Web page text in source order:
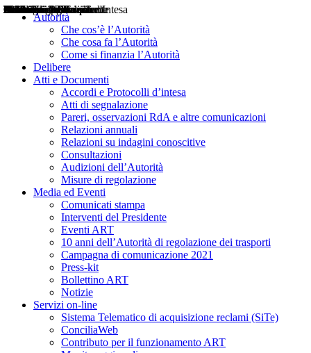
Autorità
Che cos’è l’Autorità
Che cosa fa l’Autorità
Come si finanzia l’Autorità
Delibere
Atti e Documenti
Accordi e Protocolli d’intesa
Atti di segnalazione
Pareri, osservazioni RdA e altre comunicazioni
Relazioni annuali
Relazioni su indagini conoscitive
Consultazioni
Audizioni dell’Autorità
Misure di regolazione
Media ed Eventi
Comunicati stampa
Interventi del Presidente
Eventi ART
10 anni dell’Autorità di regolazione dei trasporti
Campagna di comunicazione 2021
Press-kit
Bollettino ART
Notizie
Servizi on-line
Sistema Telematico di acquisizione reclami (SiTe)
ConciliaWeb
Contributo per il funzionamento ART
Delibere
Pareri
Consultazioni
Audizioni
Atti di Segnalazione
Accordi e Protocolli d'Intesa
Relazioni annuali
Misure di regolazione
Notizie
Comunicati Stampa
Bollettini ART
Convegni ART
Interviste del Presidente
Articoli in primo piano
Interventi del Presidente
2004
2005
2010
2013
2014
2015
2016
2017
2018
2019
202
2020
2021
2022
2023
2024
2025
2026
Aereo
Marittimo
Terrestre